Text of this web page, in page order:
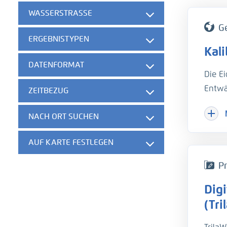
WASSERSTRASSE
ERGEBNISTYPEN
DATENFORMAT
ZEITBEZUG
NACH ORT SUCHEN
AUF KARTE FESTLEGEN
Die
der
die
Um